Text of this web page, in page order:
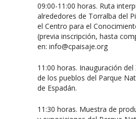
09:00-11:00 horas. Ruta
alrededores de Torralba del
el Centro para el
(previa inscripción, hasta
en: info@cpaisaje.org
11:00 horas. Inauguración del
de los pueblos del Parque
de Espadán.
11:30 horas. Muestra de